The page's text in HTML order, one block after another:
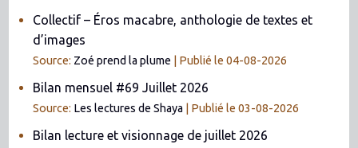
Collectif – Éros macabre, anthologie de textes et
d’images
Source: Zoé prend la plume Publié le 04-08-2026
Bilan mensuel #69 Juillet 2026
Source: Les lectures de Shaya Publié le 03-08-2026
Bilan lecture et visionnage de juillet 2026